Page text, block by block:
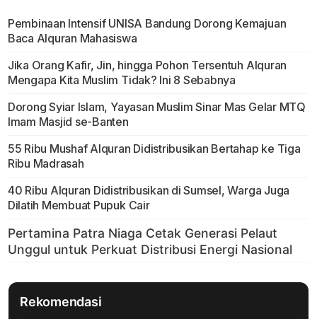
Pembinaan Intensif UNISA Bandung Dorong Kemajuan
Baca Alquran Mahasiswa
Jika Orang Kafir, Jin, hingga Pohon Tersentuh Alquran
Mengapa Kita Muslim Tidak? Ini 8 Sebabnya
Dorong Syiar Islam, Yayasan Muslim Sinar Mas Gelar MTQ
Imam Masjid se-Banten
55 Ribu Mushaf Alquran Didistribusikan Bertahap ke Tiga
Ribu Madrasah
40 Ribu Alquran Didistribusikan di Sumsel, Warga Juga
Dilatih Membuat Pupuk Cair
Rekomendasi